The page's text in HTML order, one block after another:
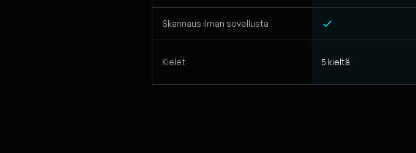
Skannaus ilman sovellusta
Kielet 5 kieltä